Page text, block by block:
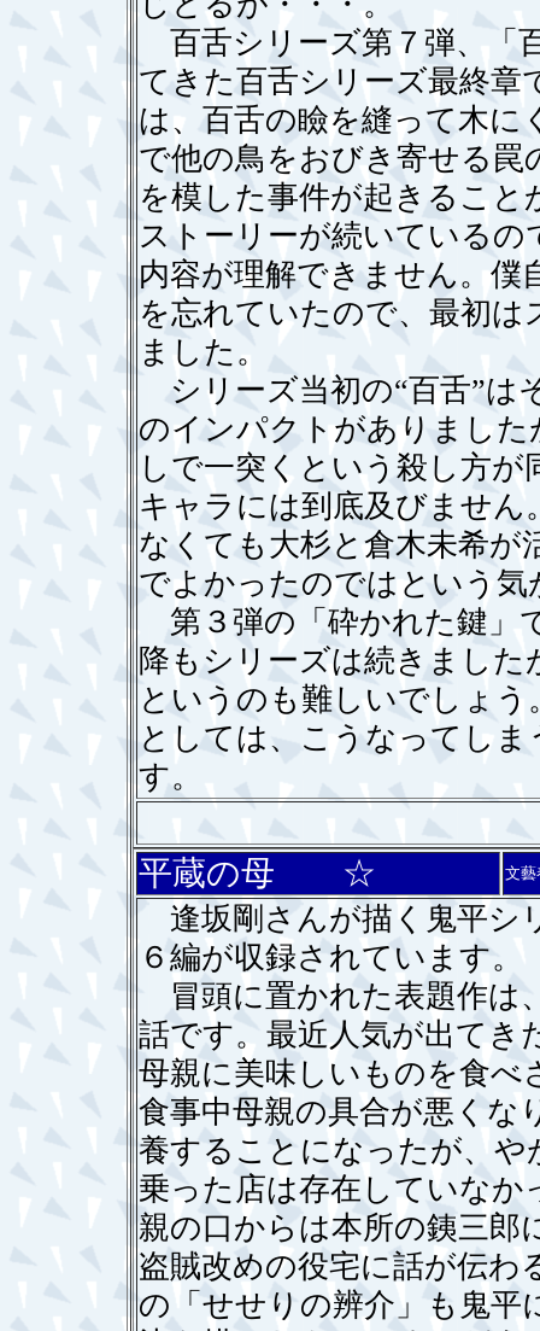
百舌シリーズ第７弾、「
てきた百舌シリーズ最終章
は、百舌の瞼を縫って木に
で他の鳥をおびき寄せる
を模した事件が起きるこ
ストーリーが続いている
内容が理解できません。僕
を忘れていたので、最初
ました。
シリーズ当初の“百舌”は
のインパクトがありました
しで一突くという殺し方が
キャラには到底及びません
なくても大杉と倉木未希が
でよかったのではという気
第３弾の「砕かれた鍵」
降もシリーズは続きまし
というのも難しいでしょ
としては、こうなってし
す。
平蔵の母 ☆ 文
逢坂剛さんが描く鬼平シ
６編が収録されています。
冒頭に置かれた表題作は
話です。最近人気が出てき
母親に美味しいものを食
食事中母親の具合が悪くな
養することになったが、や
乗った店は存在していな
親の口からは本所の銕三郎
盗賊改めの役宅に話が伝わ
の「せせりの辨介」も鬼平